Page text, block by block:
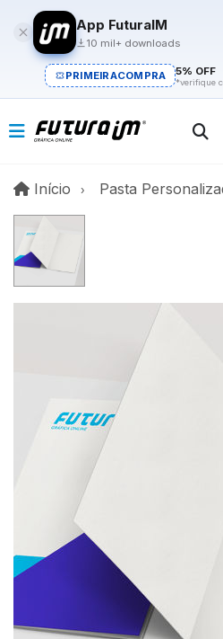
App FuturaIM
10 mil+ downloads
PRIMEIRACOMPRA 5% OFF
*verifique
Início InícioPasta